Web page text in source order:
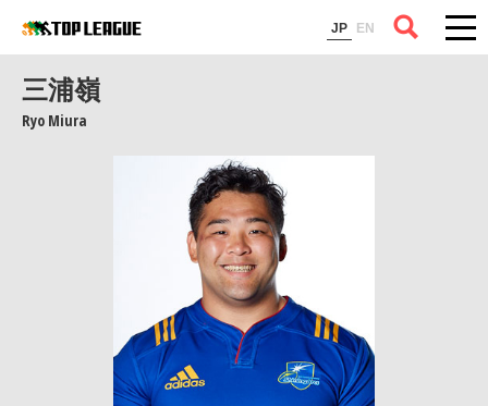
JP EN
コラム
三浦嶺
Ryo Miura